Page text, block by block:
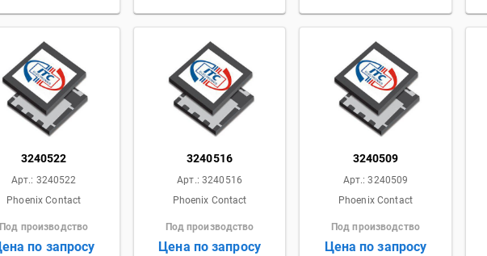
3240522
Арт.: 3240522
Phoenix Contact
Под производство
по запросу
3240516
Арт.: 3240516
Phoenix Contact
Под производство
Цена по запросу
3240509
Арт.:3240509
Phoenix Contact
Под производство
Цена по запросу